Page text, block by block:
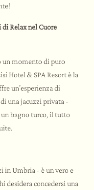
Relax nel Cuore
un momento di puro
Hotel & SPA Resort è la
un'esperienza di
una jacuzzi privata -
un bagno turco, il tutto
in Umbria - è un vero e
desidera concedersi una